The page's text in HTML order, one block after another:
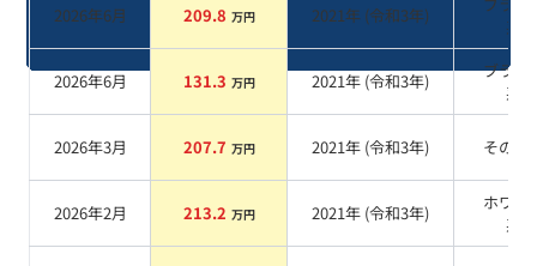
2026年6月 209.8 万円 2021年 (令和3年)
系
2026年6月 131.3 万円 2021年 (令和3年)
ブラッ
系
2026年3月 207.7 万円 2021年 (令和3年) その他
2026年2月 213.2 万円 2021年 (令和3年)
ホワイ
系